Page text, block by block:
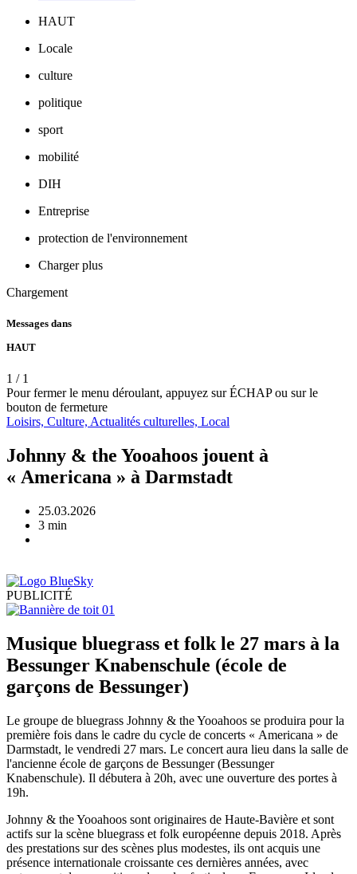
HAUT
Locale
culture
politique
sport
mobilité
DIH
Entreprise
protection de l'environnement
Charger plus
Chargement
Messages dans
HAUT
1 / 1
Pour fermer le menu déroulant, appuyez sur ÉCHAP ou sur le
bouton de fermeture
Loisirs, Culture, Actualités culturelles, Local
Johnny & the Yooahoos jouent à
« Americana » à Darmstadt
25.03.2026
3 min
PUBLICITÉ
Musique bluegrass et folk le 27 mars à la
Bessunger Knabenschule (école de
garçons de Bessunger)
Le groupe de bluegrass Johnny & the Yooahoos se produira pour la
première fois dans le cadre du cycle de concerts « Americana » de
Darmstadt, le vendredi 27 mars. Le concert aura lieu dans la salle de
l'ancienne école de garçons de Bessunger (Bessunger
Knabenschule). Il débutera à 20h, avec une ouverture des portes à
19h.
Johnny & the Yooahoos sont originaires de Haute-Bavière et sont
actifs sur la scène bluegrass et folk européenne depuis 2018. Après
des prestations sur des scènes plus modestes, ils ont acquis une
présence internationale croissante ces dernières années, avec